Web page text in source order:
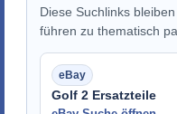
Diese Suchlinks
führen zu thematisch
Golf 2 Ersatzteile